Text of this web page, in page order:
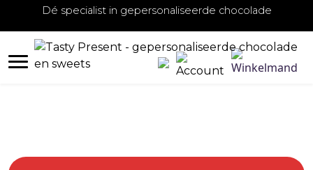
Dé specialist in gepersonaliseerde chocolade